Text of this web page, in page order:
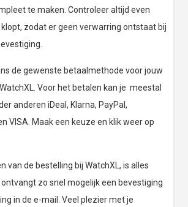
te maken. Controleer altijd even
zodat er geen verwarring ontstaat bij
de gewenste betaalmethode voor jouw
Voor het betalen kan je meestal
anderen iDeal, Klarna, PayPal,
VISA. Maak een keuze en klik weer op
van de bestelling bij WatchXL, is alles
zo snel mogelijk een bevestiging
in de e-mail. Veel plezier met je